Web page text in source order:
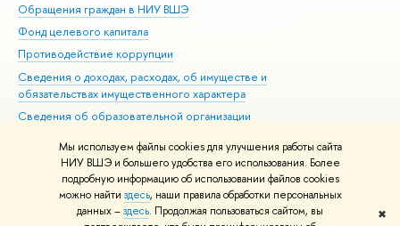
Мы используем файлы cookies для улучшения работы сайта
НИУ ВШЭ и большего удобства его использования. Более
подробную информацию об использовании файлов cookies
можно найти здесь, наши правила обработки персональных
данных –здесь. Продолжая пользоваться сайтом, вы
✖
Обращения граждан в НИУ ВШЭ
Фонд целевого капитала
Противодействие коррупции
Сведения о доходах, расходах, об имуществе и
обязательствах имущественного характера
Сведения об образовательной организации
Людям с ограниченными возможностями здоровья
Единая платежная страница
Работа в Вышке